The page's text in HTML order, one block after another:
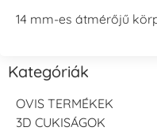
14 mm-es átmérőjű
Kategóriák
OVIS TERMÉKEK
3D CUKISÁGOK